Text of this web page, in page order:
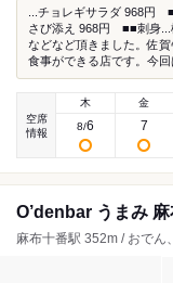
...チョレギサラダ 968円
さび添え 968円 ■■刺身...
などなど頂きました。佐
食事ができる店です。今回
空席
情報
木
8/6
金
7
O’denbar うまみ
麻布十番駅 352m / おでん